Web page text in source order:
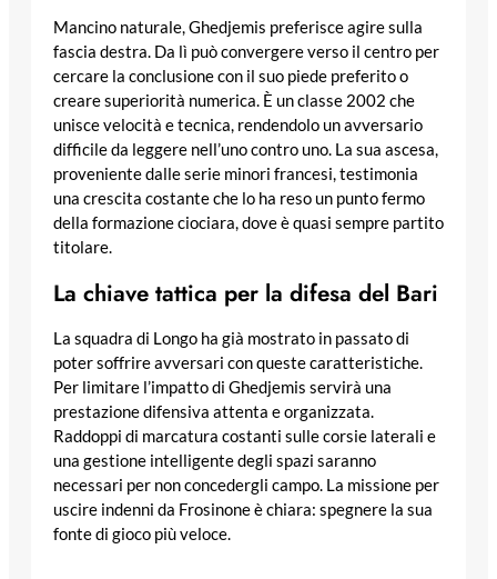
Mancino naturale, Ghedjemis preferisce agire sulla
fascia destra. Da lì può convergere verso il centro per
cercare la conclusione con il suo piede preferito o
creare superiorità numerica. È un classe 2002 che
unisce velocità e tecnica, rendendolo un avversario
difficile da leggere nell’uno contro uno. La sua ascesa,
proveniente dalle serie minori francesi, testimonia
una crescita costante che lo ha reso un punto fermo
della formazione ciociara, dove è quasi sempre partito
titolare.
La chiave tattica per la difesa del Bari
La squadra di Longo ha già mostrato in passato di
poter soffrire avversari con queste caratteristiche.
Per limitare l’impatto di Ghedjemis servirà una
prestazione difensiva attenta e organizzata.
Raddoppi di marcatura costanti sulle corsie laterali e
una gestione intelligente degli spazi saranno
necessari per non concedergli campo. La missione per
uscire indenni da Frosinone è chiara: spegnere la sua
fonte di gioco più veloce.